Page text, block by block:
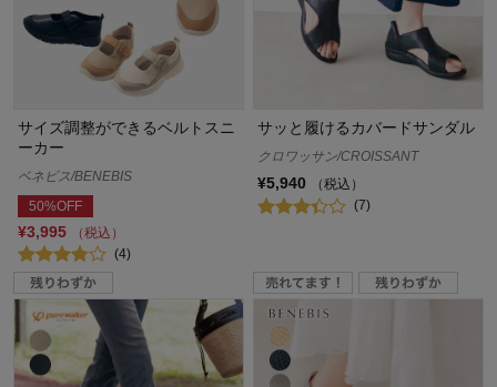
サイズ調整ができるベルトスニ
ーカー
ベネビス/BENEBIS
50%OFF
¥3,995
（税込）
(4)
サッと履けるカバードサンダル
クロワッサン/CROISSANT
¥5,940
（税込）
(7)